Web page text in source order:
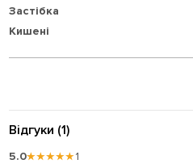
Застібка
Кишені
Відгуки (1)
5.0★★★★★1